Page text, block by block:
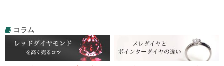
コラム